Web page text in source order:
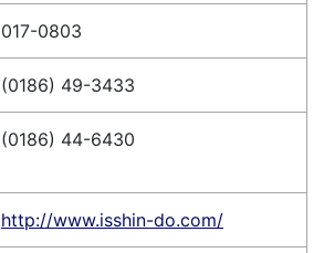
017-0803
(0186) 49-3433
(0186) 44-6430
http://www.isshin-do.com/